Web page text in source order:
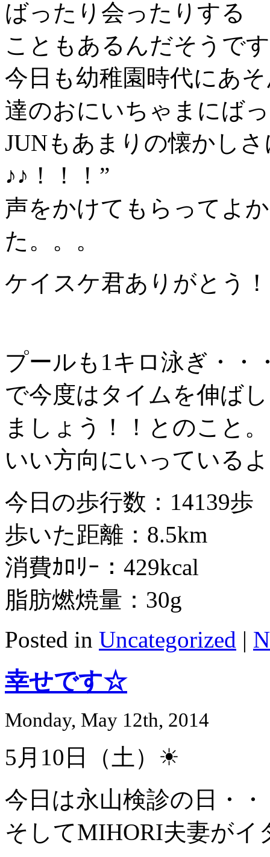
ばったり会ったりする
こともあるんだそうで
今日も幼稚園時代にあ
達のおにいちゃまにば
JUNもあまりの懐かし
♪♪！！！”
声をかけてもらってよ
た。。。
ケイスケ君ありがとう
プールも1キロ泳ぎ・・
で今度はタイムを伸ばし
ましょう！！とのこと。
いい方向にいっている
今日の歩行数：14139歩
歩いた距離：8.5km
消費ｶﾛﾘｰ：429kcal
脂肪燃焼量：30g
Posted in Uncategorized |
幸せです☆
Monday, May 12th, 2014
5月10日（土）☀
今日は永山検診の日・
そしてMIHORI夫妻が